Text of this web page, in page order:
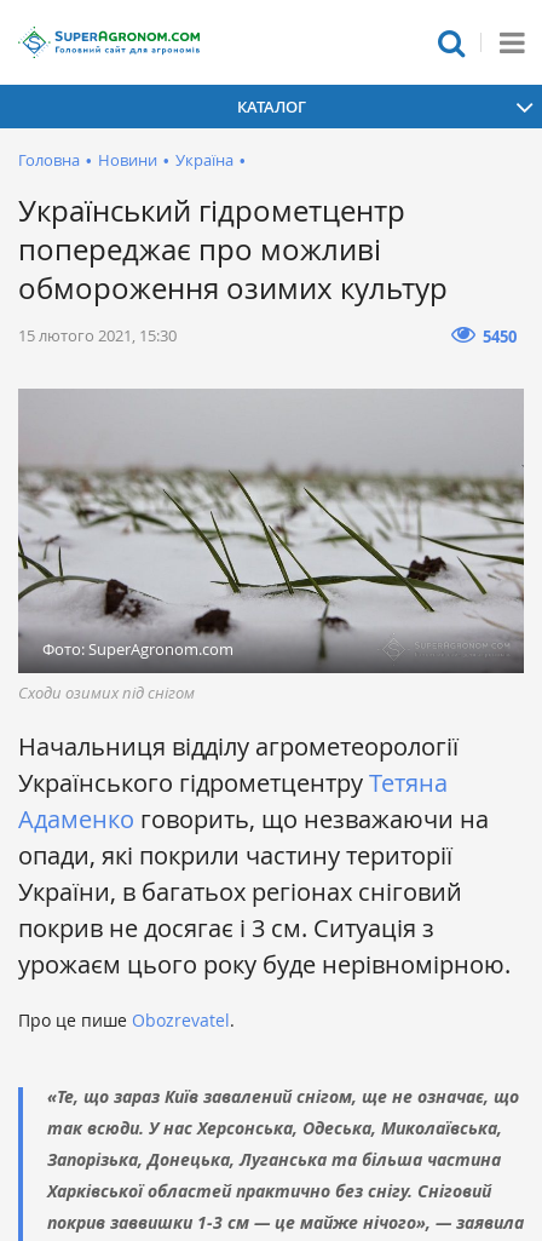
КАТАЛОГ
Головна • Новини • Україна •
Український гідрометцентр
попереджає про можливі
обмороження озимих культур
15 лютого 2021, 15:30 5450
Фото: SuperAgronom.com
Сходи озимих під снігом
Начальниця відділу агрометеорології
Українського гідрометцентруТетяна
Адаменко говорить, що незважаючи на
опади, які покрили частину території
України, в багатьох регіонах сніговий
покрив не досягає і 3 см. Ситуація з
урожаєм цього року буде нерівномірною.
Про це пише Obozrevatel.
«Те, що зараз Київ завалений снігом, ще не означає, що
так всюди. У нас Херсонська, Одеська, Миколаївська,
Запорізька, Донецька, Луганська та більша частина
Харківської областей практично без снігу. Сніговий
покрив заввишки 1-3 см — це майже нічого», — заявила